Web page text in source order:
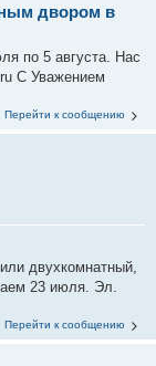
двором в
по 5 августа. Нас
C Уважением
Перейти к сообщению
двухкомнатный,
23 июля. Эл.
Перейти к сообщению